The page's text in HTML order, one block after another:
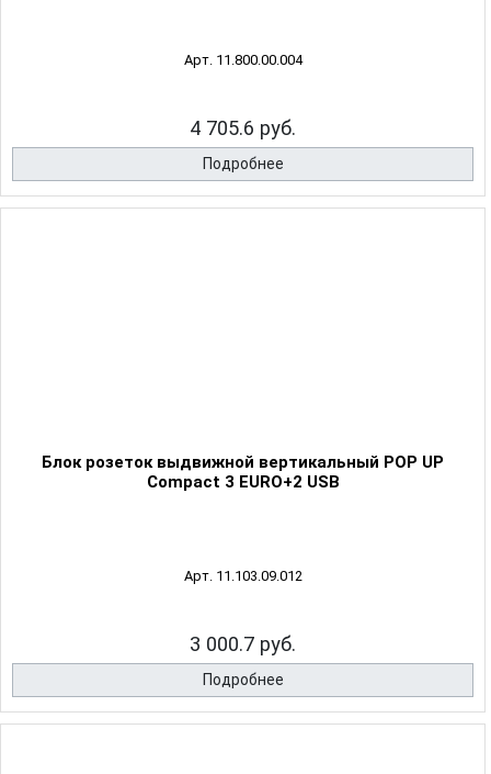
Арт. 11.800.00.004
4 705.6 руб.
Подробнее
Блок розеток выдвижной вертикальный POP UP
Compact 3 EURO+2 USB
Арт. 11.103.09.012
3 000.7 руб.
Подробнее